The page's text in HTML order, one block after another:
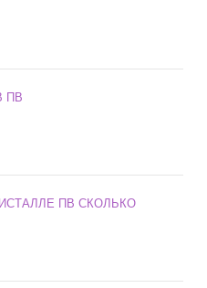
ПВ
ПВ СКОЛЬКО